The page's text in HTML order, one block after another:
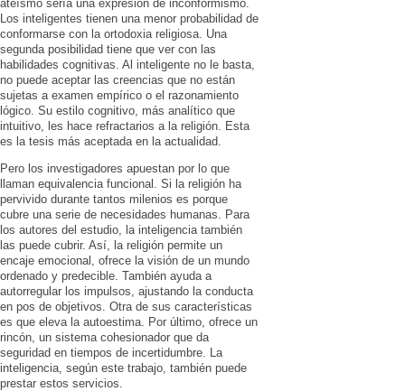
ateísmo sería una expresión de inconformismo.
Los inteligentes tienen una menor probabilidad de
conformarse con la ortodoxia religiosa. Una
segunda posibilidad tiene que ver con las
habilidades cognitivas. Al inteligente no le basta,
no puede aceptar las creencias que no están
sujetas a examen empírico o el razonamiento
lógico. Su estilo cognitivo, más analítico que
intuitivo, les hace refractarios a la religión. Esta
es la tesis más aceptada en la actualidad.
Pero los investigadores apuestan por lo que
llaman equivalencia funcional. Si la religión ha
pervivido durante tantos milenios es porque
cubre una serie de necesidades humanas. Para
los autores del estudio, la inteligencia también
las puede cubrir. Así, la religión permite un
encaje emocional, ofrece la visión de un mundo
ordenado y predecible. También ayuda a
autorregular los impulsos, ajustando la conducta
en pos de objetivos. Otra de sus características
es que eleva la autoestima. Por último, ofrece un
rincón, un sistema cohesionador que da
seguridad en tiempos de incertidumbre. La
inteligencia, según este trabajo, también puede
prestar estos servicios.